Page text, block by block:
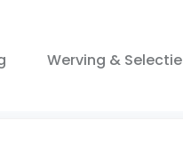
Werving & Selectie